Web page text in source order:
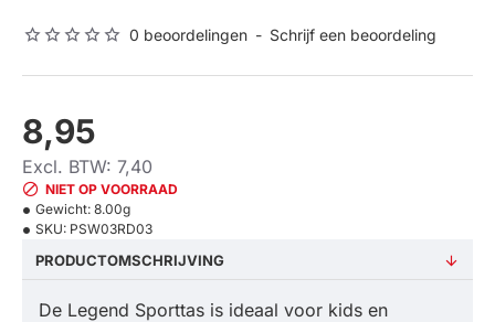
0 beoordelingen - Schrijf een beoordeling
8,95
Excl. BTW: 7,40
NIET OP VOORRAAD
Gewicht: 8.00g
SKU: PSW03RD03
PRODUCTOMSCHRIJVING
De Legend Sporttas is ideaal voor kids en